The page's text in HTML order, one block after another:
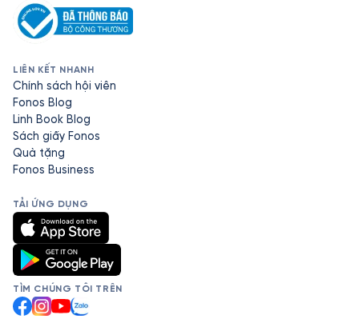
LIÊN KẾT NHANH
Chính sách hội viên
Fonos Blog
Linh Book Blog
Sách giấy Fonos
Quà tặng
Fonos Business
TẢI ỨNG DỤNG
TÌM CHÚNG TÔI TRÊN
Facebook
Instagram
YouTube
Zalo